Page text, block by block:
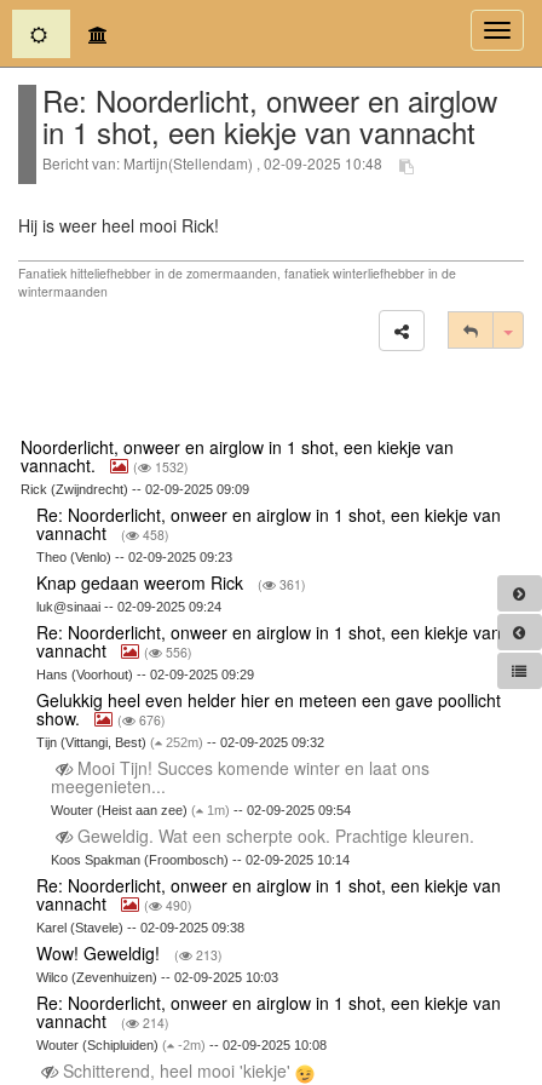
(current)
Re: Noorderlicht, onweer en airglow
in 1 shot, een kiekje van vannacht
Bericht van: Martijn(Stellendam) , 02-09-2025 10:48
Hij is weer heel mooi Rick!
Fanatiek hitteliefhebber in de zomermaanden, fanatiek winterliefhebber in de
wintermaanden
Noorderlicht, onweer en airglow in 1 shot, een kiekje van
vannacht. ( 1532)
Rick (Zwijndrecht) -- 02-09-2025 09:09
Re: Noorderlicht, onweer en airglow in 1 shot, een kiekje van
vannacht ( 458)
Theo (Venlo) -- 02-09-2025 09:23
Knap gedaan weerom Rick ( 361)
luk@sinaai -- 02-09-2025 09:24
Re: Noorderlicht, onweer en airglow in 1 shot, een kiekje van
vannacht ( 556)
Hans (Voorhout) -- 02-09-2025 09:29
Gelukkig heel even helder hier en meteen een gave poollicht
show. ( 676)
Tijn (Vittangi, Best) ( 252m) -- 02-09-2025 09:32
Mooi Tijn! Succes komende winter en laat ons
meegenieten...
Wouter (Heist aan zee)( 1m) -- 02-09-2025 09:54
Geweldig. Wat een scherpte ook. Prachtige kleuren.
Koos Spakman (Froombosch) -- 02-09-2025 10:14
Re: Noorderlicht, onweer en airglow in 1 shot, een kiekje van
vannacht ( 490)
Karel (Stavele) -- 02-09-2025 09:38
Wow! Geweldig! ( 213)
Wilco (Zevenhuizen) -- 02-09-2025 10:03
Re: Noorderlicht, onweer en airglow in 1 shot, een kiekje van
vannacht ( 214)
Wouter (Schipluiden) ( -2m) -- 02-09-2025 10:08
Schitterend, heel mooi 'kiekje'